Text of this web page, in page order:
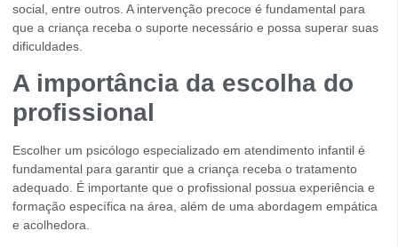
social, entre outros. A intervenção precoce é fundamental para
que a criança receba o suporte necessário e possa superar suas
dificuldades.
A importância da escolha do
profissional
Escolher um psicólogo especializado em atendimento infantil é
fundamental para garantir que a criança receba o tratamento
adequado. É importante que o profissional possua experiência e
formação específica na área, além de uma abordagem empática
e acolhedora.